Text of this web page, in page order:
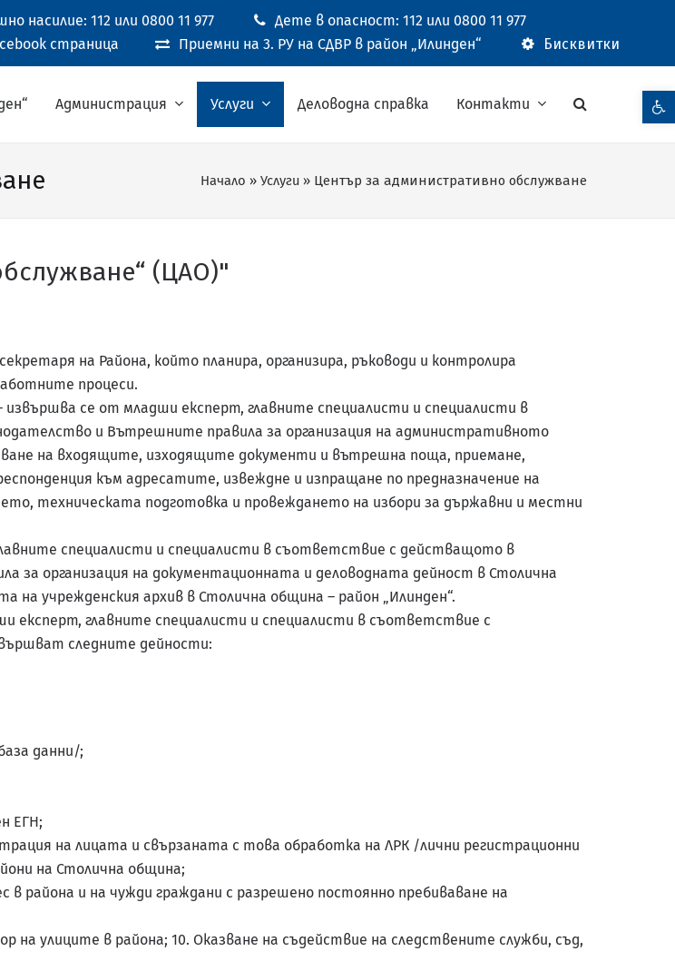
насилие: 112 или 0800 11 977
Дете в опасност: 112 или 0800 11 977
страница Приемни на 3. РУ на СДВР в район „Илинден“ Бисквитки
Администрация Услуги Деловодна справка Контакти
Начало » Услуги » Център за административно обслужване
(ЦАО)"
на Района, който планира, организира, ръководи и контролира
процеси.
се от младши експерт, главните специалисти и специалисти в
и Вътрешните правила за организация на административното
на входящите, изходящите документи и вътрешна поща, приемане,
към адресатите, извеждне и изпращане по предназначение на
техническата подготовка и провеждането на избори за държавни и местни
специалисти и специалисти в съответствие с действащото в
за организация на документационната и деловодната дейност в Столична
на учрежденския архив в Столична община – район „Илинден“.
експерт, главните специалисти и специалисти в съответствие с
следните дейности:
данни/;
ЕГН;
на лицата и свързаната с това обработка на ЛРК /лични регистрационни
на Столична община;
в района и на чужди граждани с разрешено постоянно пребиваване на
улиците в района; 10. Оказване на съдействие на следствените служби, съд,